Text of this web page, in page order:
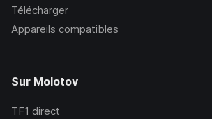
Télécharger
Appareils compatibles
Sur Molotov
TF1 direct